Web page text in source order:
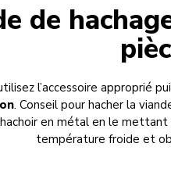
de
l’accessoire approprié
. Conseil pour hacher la
en métal en le
température froide et